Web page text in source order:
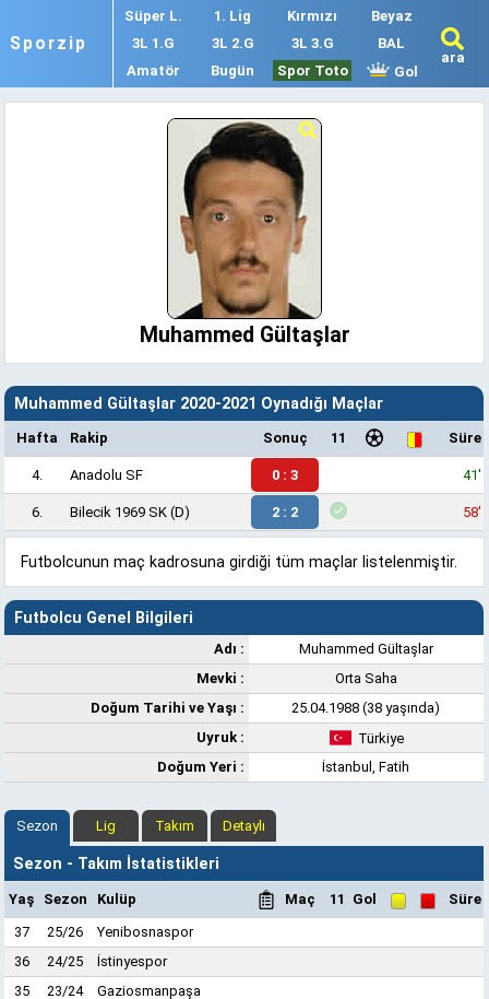
Sporzip
Süper L. 1. Lig Kırmızı
Beyaz
3L 1.G
3L 2.G 3L 3.G
BAL
Amatör
Bugün Spor Toto Gol
ara
Muhammed Gültaşlar
Muhammed Gültaşlar 2020-2021 Oynadığı Maçlar
Hafta Rakip Sonuç 11 Süre
4. Anadolu SF 0 : 3 41'
6. Bilecik 1969 SK (D) 2 : 2 58'
Futbolcunun maç kadrosuna girdiği tüm maçlar listelenmiştir.
Futbolcu Genel Bilgileri
Adı :
Muhammed Gültaşlar
Mevki :
Orta Saha
Doğum Tarihi ve Yaşı :
25.04.1988 (38 yaşında)
Uyruk :
Türkiye
Doğum Yeri :
İstanbul, Fatih
Sezon Lig Takım Detaylı
Sezon - Takım İstatistikleri
Yaş Sezon Kulüp Maç 11 Gol
Süre
37
25/26
Yenibosnaspor
36
24/25
İstinyespor
35
23/24
Gaziosmanpaşa